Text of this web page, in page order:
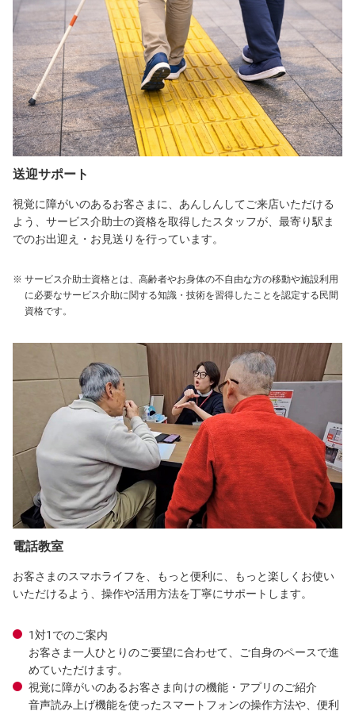
送迎サポート
視覚に障がいのあるお客さまに、あんしんしてご来店いただける
よう、サービス介助士の資格を取得したスタッフが、最寄り駅ま
でのお出迎え・お見送りを行っています。
サービス介助士資格とは、高齢者やお身体の不自由な方の移動や施設利用
に必要なサービス介助に関する知識・技術を習得したことを認定する民間
資格です。
電話教室
お客さまのスマホライフを、もっと便利に、もっと楽しくお使い
いただけるよう、操作や活用方法を丁寧にサポートします。
1対1でのご案内
お客さま一人ひとりのご要望に合わせて、ご自身のペースで進
めていただけます。
視覚に障がいのあるお客さま向けの機能・アプリのご紹介
音声読み上げ機能を使ったスマートフォンの操作方法や、便利